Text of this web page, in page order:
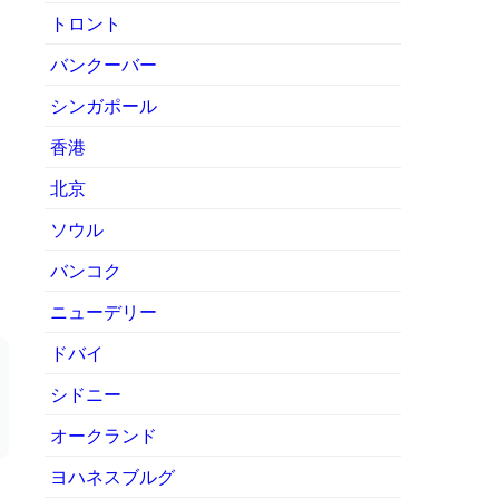
トロント
バンクーバー
シンガポール
香港
北京
ソウル
バンコク
ニューデリー
ドバイ
シドニー
オークランド
ヨハネスブルグ